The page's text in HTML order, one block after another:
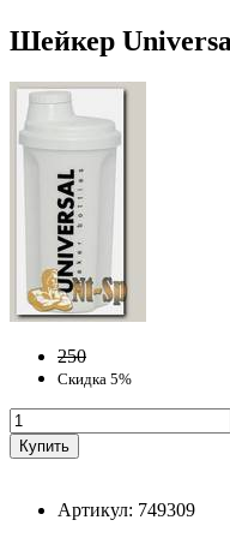
Шейкер
250
Скидка 5%
Артикул: 749309